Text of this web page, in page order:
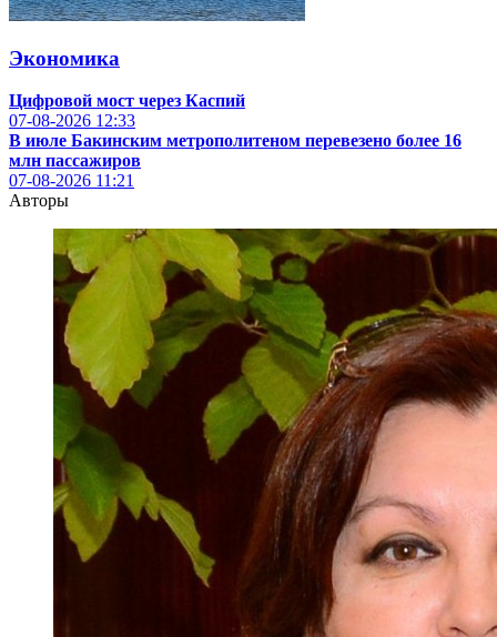
Экономика
Цифровой мост через Каспий
07-08-2026 12:33
В июле Бакинским метрополитеном перевезено более 16
млн пассажиров
07-08-2026 11:21
Авторы